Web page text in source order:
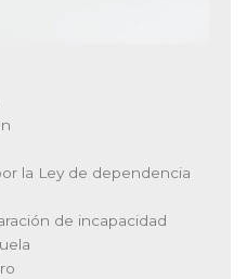
la Ley de dependencia
de incapacidad